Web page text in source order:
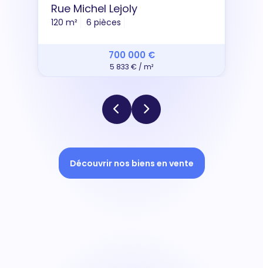
Rue Michel Lejoly
120 m² 6 pièces
700 000 €
5 833 € / m²
Découvrir nos biens en vente